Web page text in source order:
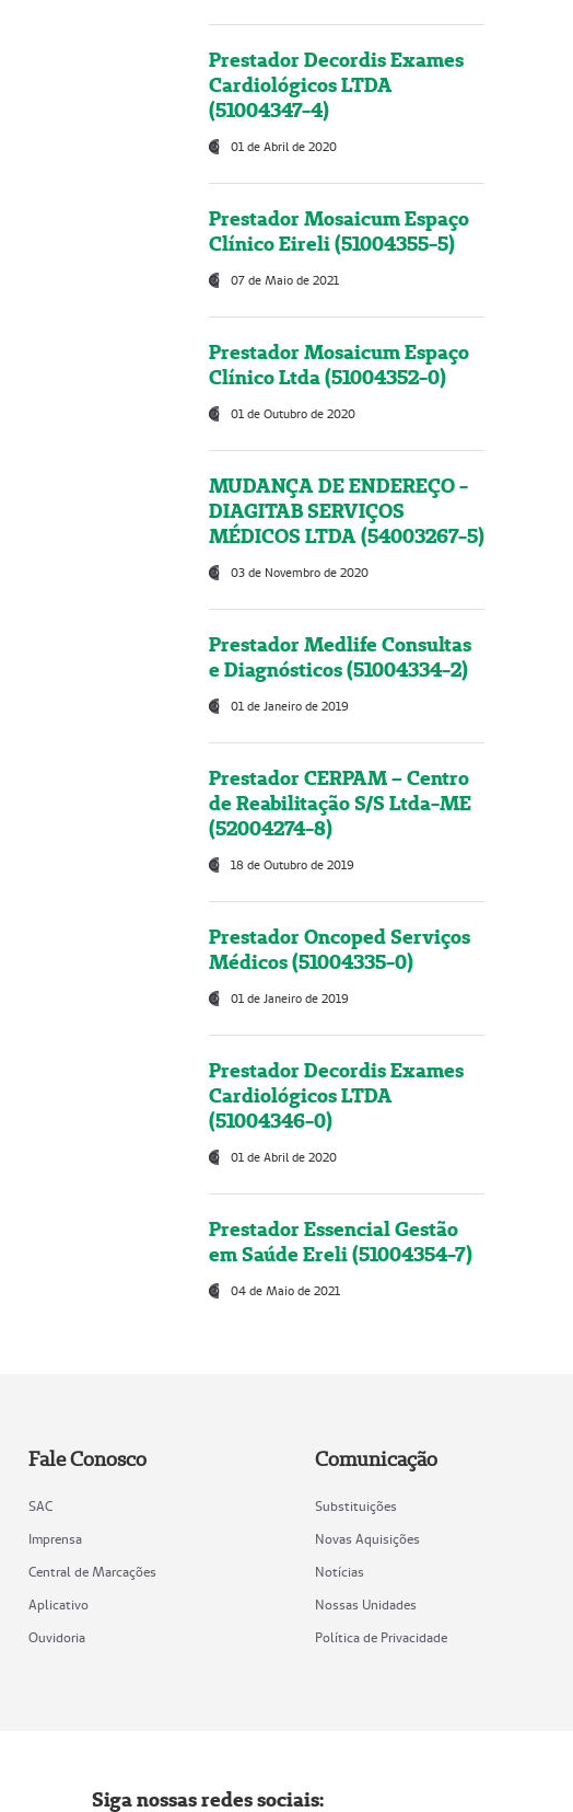
Prestador Decordis Exames
Cardiológicos LTDA
(51004347-4)
01 de Abril de 2020
Prestador Mosaicum Espaço
Clínico Eireli (51004355-5)
07 de Maio de 2021
Prestador Mosaicum Espaço
Clínico Ltda (51004352-0)
01 de Outubro de 2020
MUDANÇA DE ENDEREÇO -
DIAGITAB SERVIÇOS
MÉDICOS LTDA (54003267-5)
03 de Novembro de 2020
Prestador Medlife Consultas
e Diagnósticos (51004334-2)
01 de Janeiro de 2019
Prestador CERPAM – Centro
de Reabilitação S/S Ltda-ME
(52004274-8)
18 de Outubro de 2019
Prestador Oncoped Serviços
Médicos (51004335-0)
01 de Janeiro de 2019
Prestador Decordis Exames
Cardiológicos LTDA
(51004346-0)
01 de Abril de 2020
Prestador Essencial Gestão
em Saúde Ereli (51004354-7)
04 de Maio de 2021
Fale Conosco
SAC
Imprensa
Central de Marcações
Aplicativo
Ouvidoria
Comunicação
Substituições
Novas Aquisições
Notícias
Nossas Unidades
Política de Privacidade
Siga nossas redes sociais: